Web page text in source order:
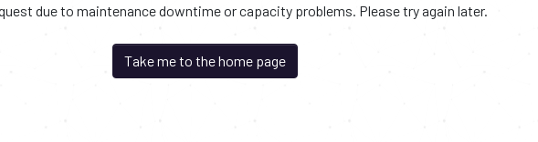
due to maintenance downtime or capacity problems. Please try again later.
Take me to the home page